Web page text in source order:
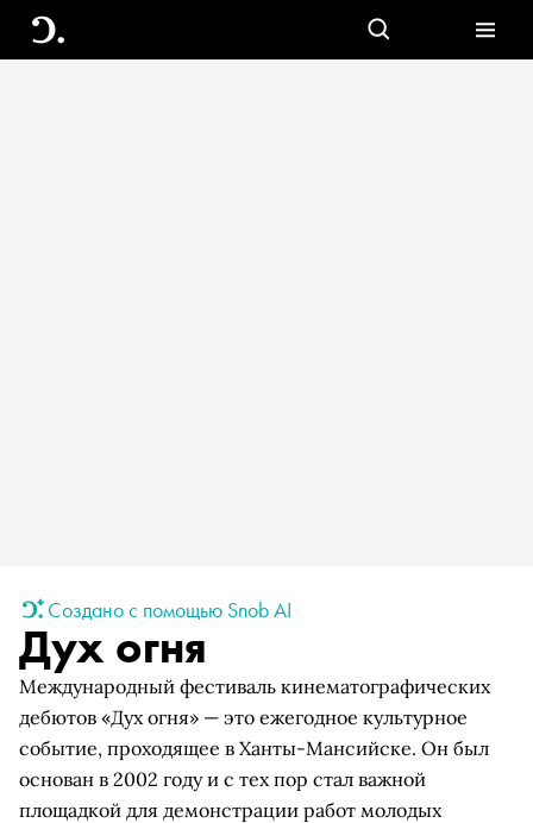
Создано с помощью Snob AI
Дух огня
Международный фестиваль кинематографических
дебютов «Дух огня» — это ежегодное культурное
событие, проходящее в Ханты-Мансийске. Он был
основан в 2002 году и с тех пор стал важной
площадкой для демонстрации работ молодых